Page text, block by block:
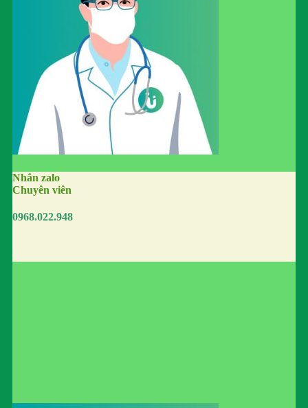
Nhắn zalo
Chuyên viên
0968.022.948